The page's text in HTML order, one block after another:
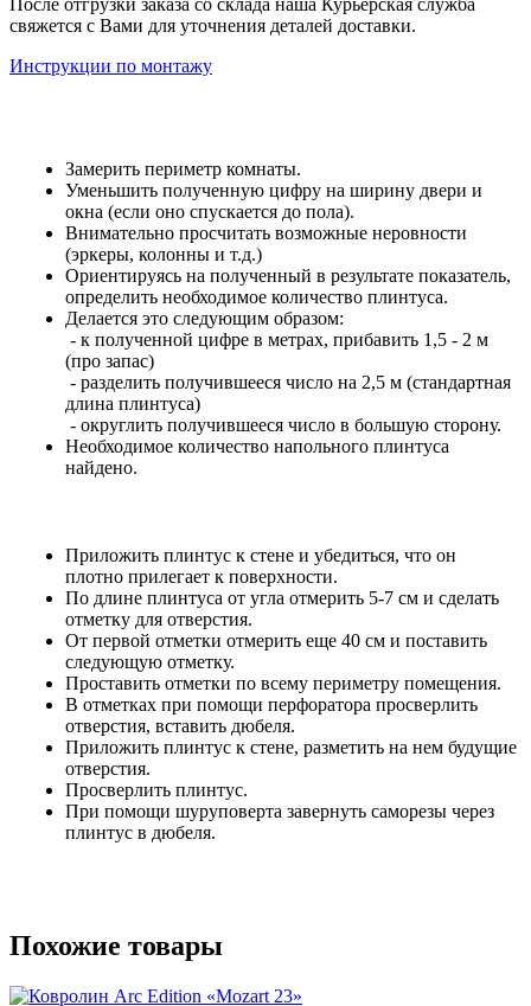
После отгрузки заказа со склада наша Курьерская служба
свяжется с Вами для уточнения деталей доставки.
Инструкции по монтажу
Замерить периметр комнаты.
Уменьшить полученную цифру на ширину двери и
окна (если оно спускается до пола).
Внимательно просчитать возможные неровности
(эркеры, колонны и т.д.)
Ориентируясь на полученный в результате показатель,
определить необходимое количество плинтуса.
Делается это следующим образом:
- к полученной цифре в метрах, прибавить 1,5 - 2 м
(про запас)
- разделить получившееся число на 2,5 м (стандартная
длина плинтуса)
- округлить получившееся число в большую сторону.
Необходимое количество напольного плинтуса
найдено.
Приложить плинтус к стене и убедиться, что он
плотно прилегает к поверхности.
По длине плинтуса от угла отмерить 5-7 см и сделать
отметку для отверстия.
От первой отметки отмерить еще 40 см и поставить
следующую отметку.
Проставить отметки по всему периметру помещения.
В отметках при помощи перфоратора просверлить
отверстия, вставить дюбеля.
Приложить плинтус к стене, разметить на нем будущие
отверстия.
Просверлить плинтус.
При помощи шуруповерта завернуть саморезы через
плинтус в дюбеля.
Похожие товары